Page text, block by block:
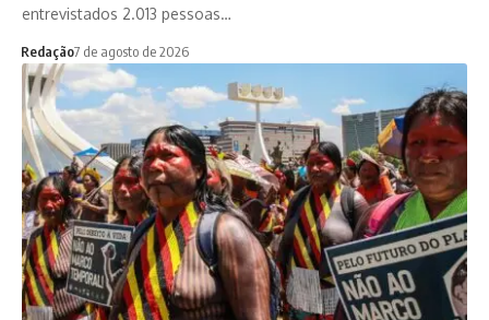
entrevistados 2.013 pessoas…
Redação7 de agosto de 2026